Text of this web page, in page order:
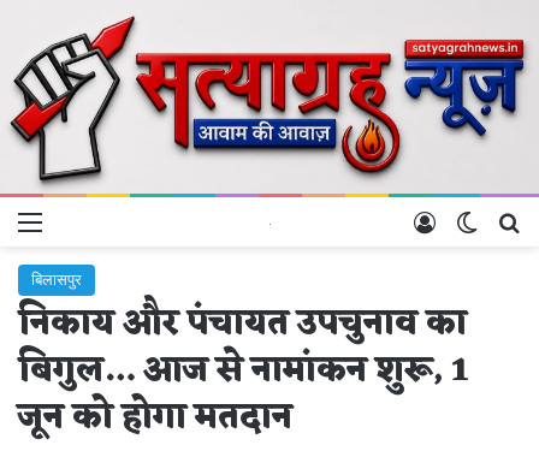
Menu Switch
Log In
बिलासपुर
निकाय और पंचायत उपचुनाव का
बिगुल… आज से नामांकन शुरू, 1
जून को होगा मतदान